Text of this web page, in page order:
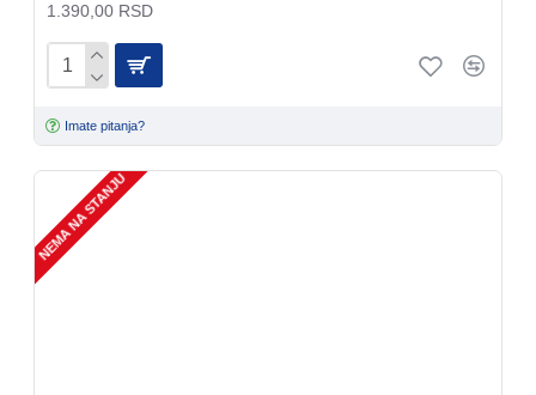
1.390,00 RSD
Imate pitanja?
NEMA NA STANJU